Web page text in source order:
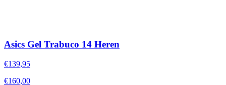
Asics Gel Trabuco 14 Heren
€139,95
€160,00